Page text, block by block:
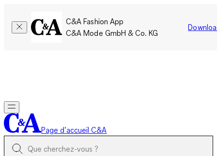
C&A Fashion App
C&A Mode GmbH & Co. KG
Page d’accueil C&A